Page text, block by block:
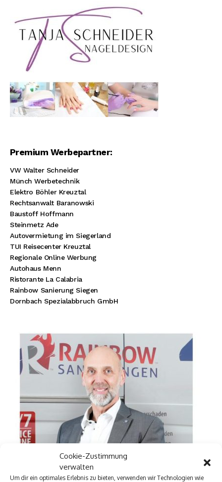
Cookie-Zustimmung
verwalten
Um dir ein optimales Erlebnis zu bieten, verwenden wir Technologien wie
Premium Werbepartner:
VW Walter Schneider
Münch Werbetechnik
Elektro Böhler Kreuztal
Rechtsanwalt Baranowski
Baustoff Hoffmann
Steinmetz Ade
Autovermietung im Siegerland
TUI Reisecenter Kreuztal
Regionale Online Werbung
Autohaus Menn
Ristorante La Calabria
Rainbow Sanierung Siegen
Dornbach Spezialabbruch GmbH